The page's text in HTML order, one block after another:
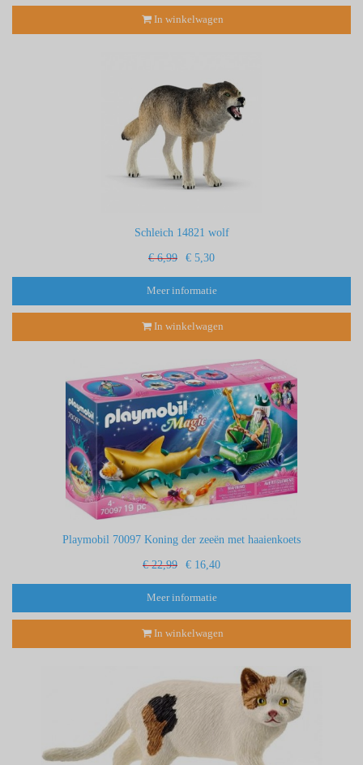
In winkelwagen
Schleich 14821 wolf
€ 6,99 € 5,30
Meer informatie
In winkelwagen
Playmobil 70097 Koning der zeeën met haaienkoets
€ 22,99 € 16,40
Meer informatie
In winkelwagen